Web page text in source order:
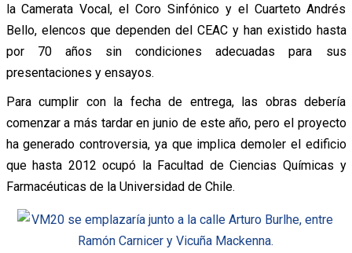
la Camerata Vocal, el Coro Sinfónico y el Cuarteto Andrés
Bello, elencos que dependen del CEAC y han existido hasta
por 70 años sin condiciones adecuadas para sus
presentaciones y ensayos.
Para cumplir con la fecha de entrega, las obras debería
comenzar a más tardar en junio de este año, pero el proyecto
ha generado controversia, ya que implica demoler el edificio
que hasta 2012 ocupó la Facultad de Ciencias Químicas y
Farmacéuticas de la Universidad de Chile.